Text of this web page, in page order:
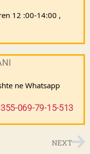
12 :00-14:00 ,
ne Whatsapp
355-069-79-15-513
NEXT